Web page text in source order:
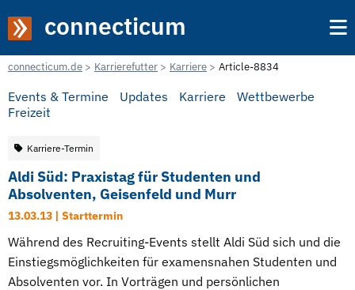
connecticum
connecticum.de Karrierefutter Karriere Article-8834
Events & Termine Updates Karriere
Wettbewerbe
Freizeit
Karriere-Termin
Aldi Süd: Praxistag für Studenten und
Absolventen, Geisenfeld und Murr
13.03.13 | Starttermin
Während des Recruiting-Events stellt Aldi Süd sich und die
Einstiegsmöglichkeiten für examensnahen Studenten und
Absolventen vor. In Vorträgen und persönlichen